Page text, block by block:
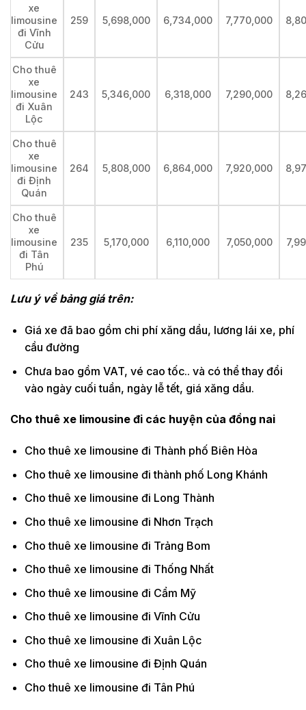
xe
limousine
đi Vĩnh
Cửu
259 5,698,000 6,734,000 7,770,000
Cho thuê
xe
limousine
đi Xuân
Lộc
243 5,346,000 6,318,000 7,290,000
Cho thuê
xe
limousine
đi Định
Quán
264 5,808,000 6,864,000 7,920,000
Cho thuê
xe
limousine
đi Tân
Phú
235 5,170,000 6,110,000 7,050,000
Lưu ý về bảng giá trên:
Giá xe đã bao gồm chi phí xăng dầu, lương lái xe, phí
cầu đường
Chưa bao gồm VAT, vé cao tốc.. và có thể thay đổi
vào ngày cuối tuần, ngày lễ tết, giá xăng dầu.
Cho thuê xe limousine đi các huyện của đồng nai
Cho thuê xe limousine đi Thành phố Biên Hòa
Cho thuê xe limousine đi thành phố Long Khánh
Cho thuê xe limousine đi Long Thành
Cho thuê xe limousine đi Nhơn Trạch
Cho thuê xe limousine đi Trảng Bom
Cho thuê xe limousine đi Thống Nhất
Cho thuê xe limousine đi Cẩm Mỹ
Cho thuê xe limousine đi Vĩnh Cửu
Cho thuê xe limousine đi Xuân Lộc
Cho thuê xe limousine đi Định Quán
Cho thuê xe limousine đi Tân Phú